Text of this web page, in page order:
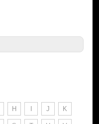
H I J K